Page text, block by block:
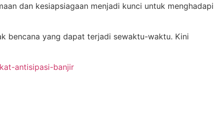
dan kesiapsiagaan menjadi kunci untuk menghadapi
bencana yang dapat terjadi sewaktu-waktu. Kini
antisipasi-banjir